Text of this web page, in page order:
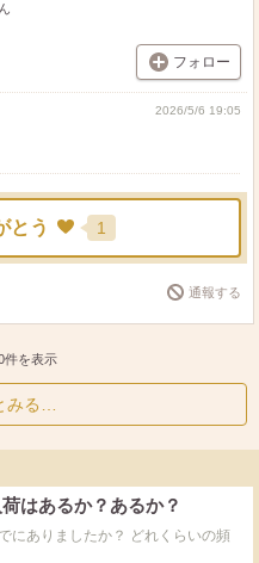
フォロー
2026/5/6 19:05
とう 1
通報する
件を表示
みる…
はあるか？あるか？
にありましたか？ どれくらいの頻